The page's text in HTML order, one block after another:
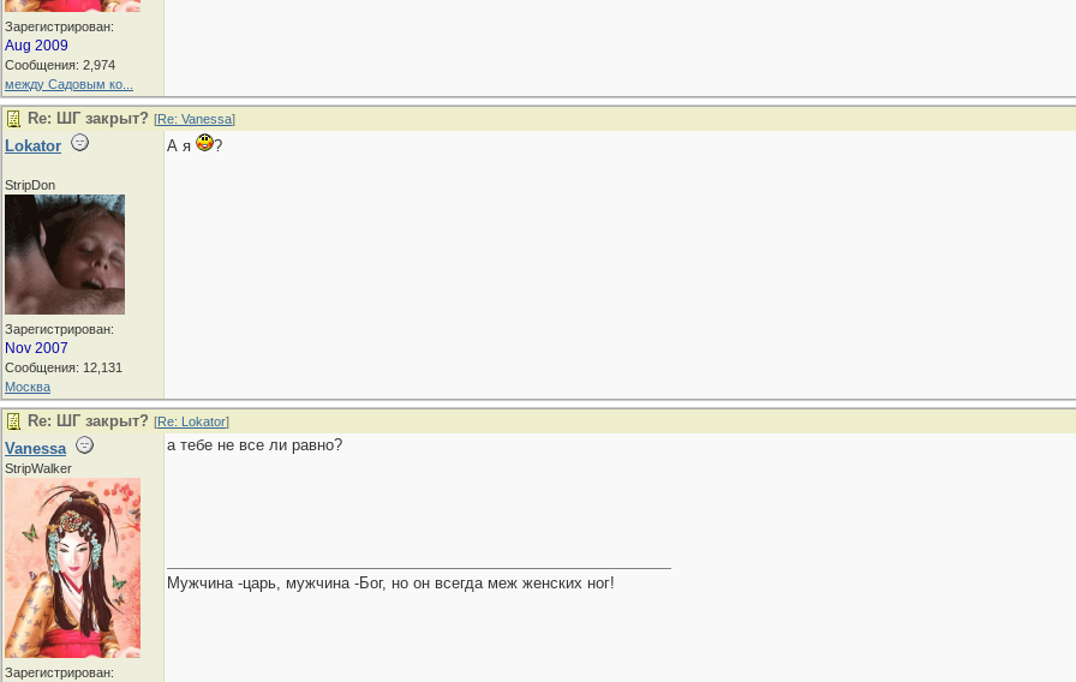
Зарегистрирован:
Aug 2009
Сообщения: 2,974
между Садовым ко...
Re: ШГ закрыт? [Re: Vanessa]
Lokator
StripDon
Зарегистрирован:
Nov 2007
Сообщения: 12,131
Москва
А я ?
Re: ШГ закрыт? [Re: Lokator]
Vanessa
StripWalker
Зарегистрирован:
а тебе не все ли равно?
Мужчина -царь, мужчина -Бог, но он всегда меж женских ног!